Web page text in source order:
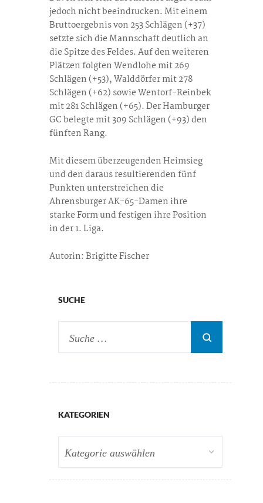
jedoch nicht beeindrucken. Mit einem
Bruttoergebnis von 253 Schlägen (+37)
setzte sich die Mannschaft deutlich an
die Spitze des Feldes. Auf den weiteren
Plätzen folgten Wendlohe mit 269
Schlägen (+53), Walddörfer mit 278
Schlägen (+62) sowie Wentorf-Reinbek
mit 281 Schlägen (+65). Der Hamburger
GC belegte mit 309 Schlägen (+93) den
fünften Rang.
Mit diesem überzeugenden Heimsieg
und den daraus resultierenden fünf
Punkten unterstreichen die
Ahrensburger AK-65-Damen ihre
starke Form und festigen ihre Position
in der 1. Liga.
Autorin: Brigitte Fischer
SUCHE
KATEGORIEN